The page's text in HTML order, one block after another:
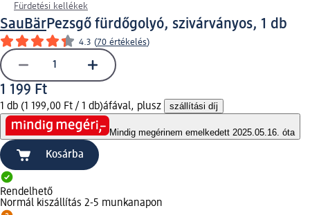
Fürdetési kellékek
SauBärPezsgő fürdőgolyó, szivárványos, 1 db
4.3 (70 értékelés)
1 199 Ft
1 db (1 199,00 Ft / 1 db)áfával, plusz szállítási díj
Mindig megérinem emelkedett 2025.05.16. óta
Kosárba
Rendelhető
Normál kiszállítás 2-5 munkanapon